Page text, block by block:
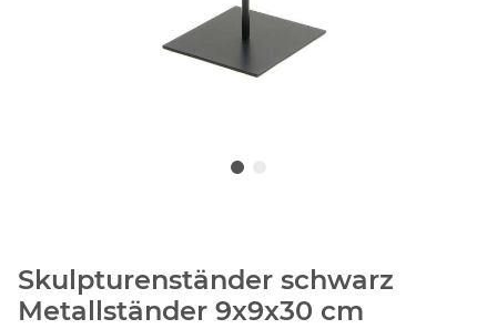
Skulpturenständer schwarz
Metallständer 9x9x30 cm